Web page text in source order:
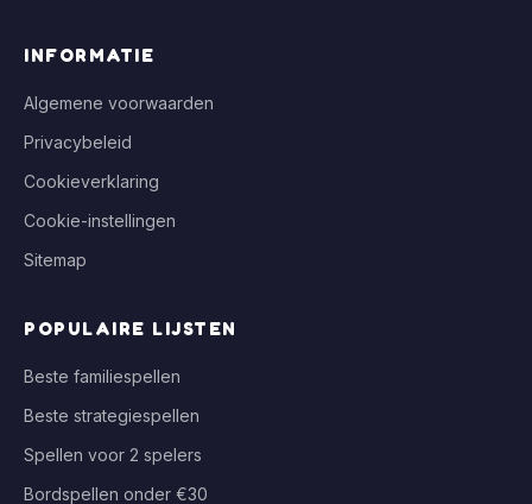
INFORMATIE
Algemene voorwaarden
Privacybeleid
Cookieverklaring
Cookie-instellingen
Sitemap
POPULAIRE LIJSTEN
Beste familiespellen
Beste strategiespellen
Spellen voor 2 spelers
Bordspellen onder €30